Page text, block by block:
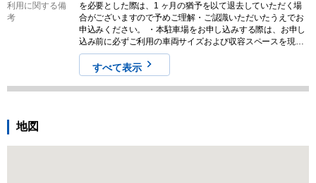
利用に関する備
考
を必要とした際は、1 ヶ月の猶予を以て退去していただく場
合がございますので予めご理解・ご認識いただいたうえでお
申込みください。 ・本駐車場をお申し込みする際は、お申し
込み前に必ずご利用の車両サイズおよび収容スペースを現地
でご確認ください。また、募集情報と実際の現地の状況が異
なる場合がございます。その場合は、現況を優先させていた
だきますので気になる方はお申し込みをご遠慮ください。な
お、契約締結後のキャンセルやクレームに対する返金は一切
すべて表示
地図